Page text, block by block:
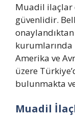
Muadil ilaçlar
güvenlidir.
Amerika ve
üzere
bulunmakta
Muadil